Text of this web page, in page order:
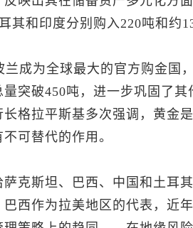
其和印度分别购入220吨和约
兰成为全球最大的官方购金国
量突破450吨，进一步巩固了
格拉平斯基多次强调，黄金
可替代的作用。
克斯坦、巴西、中国和土耳
西作为拉美地区的代表，近